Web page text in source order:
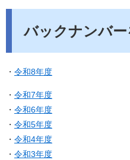
バックナンバ
・ 令和8年度
・ 令和7年度
・ 令和6年度
・ 令和5年度
・ 令和4年度
・ 令和3年度